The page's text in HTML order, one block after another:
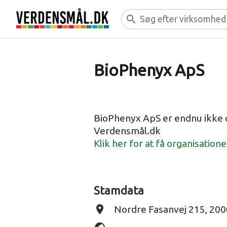
search
BioPhenyx ApS
BioPhenyx ApS er endnu
Verdensmål.dk
Klik her for at få
Stamdata
place Nordre Fasanvej 215,